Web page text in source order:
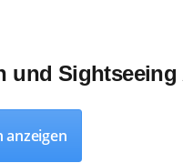
und
anzeigen